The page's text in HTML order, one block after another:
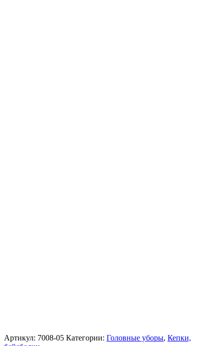
Артикул: 7008-05 Категории: Головные уборы, Кепки,